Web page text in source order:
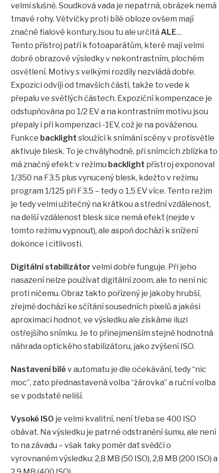
velmi slušně. Soudková vada je nepatrná, obrázek nemá
tmavé rohy. Větvičky proti bílé obloze ovšem mají
značné fialové kontury.Jsou tu ale určitáALE…
Tento přístroj patří k fotoaparátům, které mají velmi
dobré obrazové výsledky v nekontrastním, plochém
osvětlení. Motivy s velkými rozdíly nezvládá dobře.
Expozici odvíjí od tmavších částí, takže to vede k
přepalu ve světlých částech. Expoziční kompenzace je
odstupňována po 1/2 EV a na kontrastním motivu jsou
přepaly i při kompenzaci -1EV, což je na pováženou.
Funkce backlight sloužící k snímání scény v protisvětle
aktivuje blesk. To je chvályhodné, při snímcích zblízka to
má značný efekt: v režimu backlight přístroj exponoval
1/350 na F3.5 plus vynucený blesk, kdežto v režimu
program 1/125 při F3.5 – tedy o 1,5 EV více. Tento režim
je tedy velmi užitečný na krátkou a střední vzdálenost,
na delší vzdálenost blesk sice nemá efekt (nejde v
tomto režimu vypnout), ale aspoň dochází k snížení
dokonce i citlivosti.
Digitální stabilizátor velmi dobře funguje. Při jeho
nasazení nelze používat digitální zoom, ale to není nic
proti ničemu. Obraz takto pořízený je jakoby hrubší,
zřejmě dochází ke sčítání sousedních pixelů a jakési
aproximaci hodnot, ve výsledku ale získáme iluzi
ostřejšího snímku. Je to přinejmenším stejně hodnotná
náhrada optického stabilizátoru, jako zvýšení ISO.
Nastavení bílé v automatu je dle očekávání, tedy “nic
moc”, zato přednastavená volba “žárovka” a ruční volba
se v podstatě neliší.
Vysoké ISO je velmi kvalitní, není třeba se 400 ISO
obávat. Na výsledku je patrné odstranění šumu, ale není
to na závadu – však taky poměr dat svědčí o
vyrovnaném výsledku: 2,8 MB (50 ISO), 2,8 MB (200 ISO) a